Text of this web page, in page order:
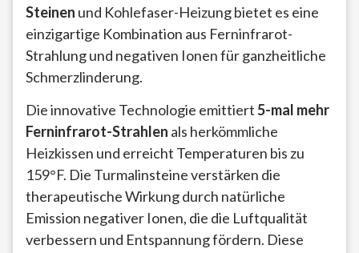
Steinen und Kohlefaser-Heizung bietet es eine
einzigartige Kombination aus Ferninfrarot-
Strahlung und negativen Ionen für ganzheitliche
Schmerzlinderung.
Die innovative Technologie emittiert5-mal mehr
Ferninfrarot-Strahlen als herkömmliche
Heizkissen und erreicht Temperaturen bis zu
159°F. Die Turmalinsteine verstärken die
therapeutische Wirkung durch natürliche
Emission negativer Ionen, die die Luftqualität
verbessern und Entspannung fördern. Diese